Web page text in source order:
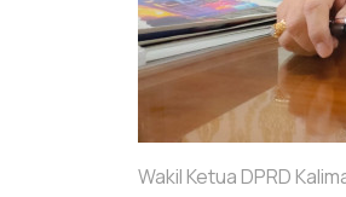
Wakil Ketua DPRD